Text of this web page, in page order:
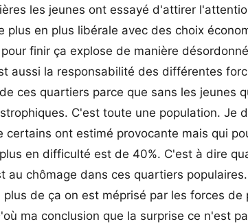
les jeunes ont essayé d'attirer
en plus libérale avec des choix
finir ça explose de manière
aussi la responsabilité des différentes
ces quartiers parce que sans les jeunes
C'est toute une population. Je
ont estimé provocante mais qui
en difficulté est de 40%. C'est à dire
au chômage dans ces quartiers
de ça on est méprisé par les forces de
ma conclusion que la surprise ce n'est